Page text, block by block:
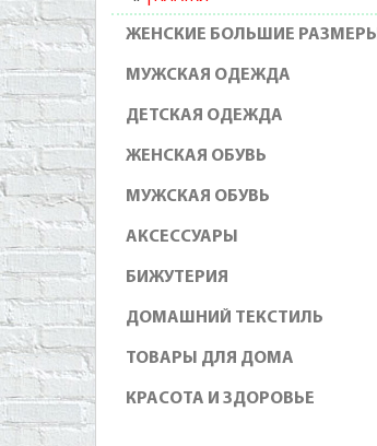
ЖЕНСКИЕ БОЛЬШИЕ РАЗМЕРЫ
МУЖСКАЯ ОДЕЖДА
ДЕТСКАЯ ОДЕЖДА
ЖЕНСКАЯ ОБУВЬ
МУЖСКАЯ ОБУВЬ
АКСЕССУАРЫ
БИЖУТЕРИЯ
ДОМАШНИЙ ТЕКСТИЛЬ
ТОВАРЫ ДЛЯ ДОМА
КРАСОТА И ЗДОРОВЬЕ